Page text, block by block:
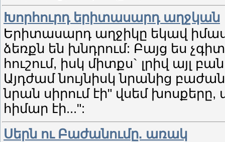
Խորհուրդ երիտասարդ աղջկան
Երիտասարդ աղջիկը եկավ
ձեռքն են խնդրում: Բայց ես
հուշում, իսկ միտքս` լրիվ այլ
Այդժամ նույնիսկ նրանից
նրան սիրում էի" վսեմ խոսքերը,
հիմար էի...":
Սերն ու Բաժանումը. առակ